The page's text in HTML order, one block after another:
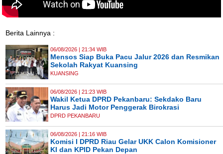
Berita Lainnya :
06/08/2026 | 21:34 WIB
Mensos Siap Buka Pacu Jalur 2026 dan Resmikan
Sekolah Rakyat Kuansing
KUANSING
06/08/2026 | 21:23 WIB
Wakil Ketua DPRD Pekanbaru: Sekdako Baru
Harus Jadi Motor Penggerak Birokrasi
DPRD PEKANBARU
06/08/2026 | 21:16 WIB
Komisi I DPRD Riau Gelar UKK Calon Komisioner
KI dan KPID Pekan Depan